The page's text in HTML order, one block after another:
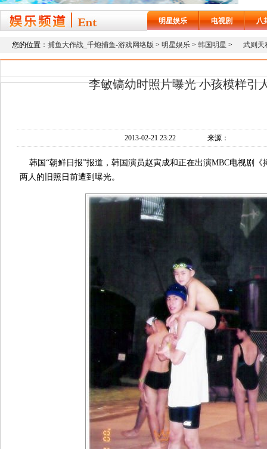
明星娱乐 电视剧 八
您的位置： 捕鱼大作战_千炮捕鱼-游戏网络版 > 明星娱乐 > 韩国明星 > 武则天
李敏镐幼时照片曝光 小孩模样引
2013-02-21 23:22 来源：
韩国“朝鲜日报”报道，韩国演员赵寅成和正在出演MBC电视剧《
两人的旧照日前遭到曝光。